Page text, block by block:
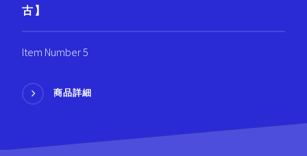
古】
Item Number 5
商品詳細